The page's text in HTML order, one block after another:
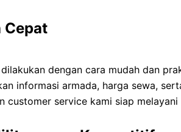
Cepat
dengan cara mudah dan
informasi armada, harga sewa,
service kami siap